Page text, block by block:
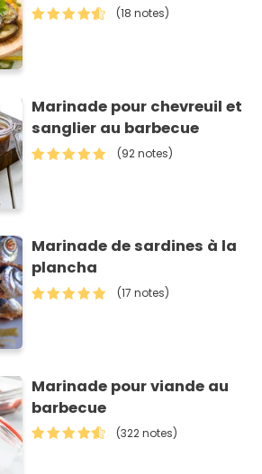
(18 notes)
Marinade pour chevreuil et
sanglier au barbecue
(92 notes)
Marinade de sardines à la
plancha
(17 notes)
Marinade pour viande au
barbecue
(322 notes)